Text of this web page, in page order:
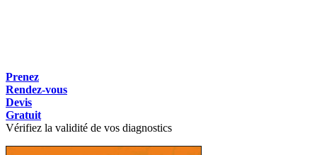
Prenez
Rendez-vous
Devis
Gratuit
Vérifiez la validité de vos diagnostics